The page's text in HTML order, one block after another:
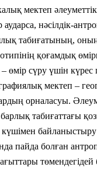
мектеп
нәсілдік-
табиғатының, оның
қоғамдық
өмір сүру үшін
мектеп –
орналасуы.
барлық табиғаттағы
пайда болған